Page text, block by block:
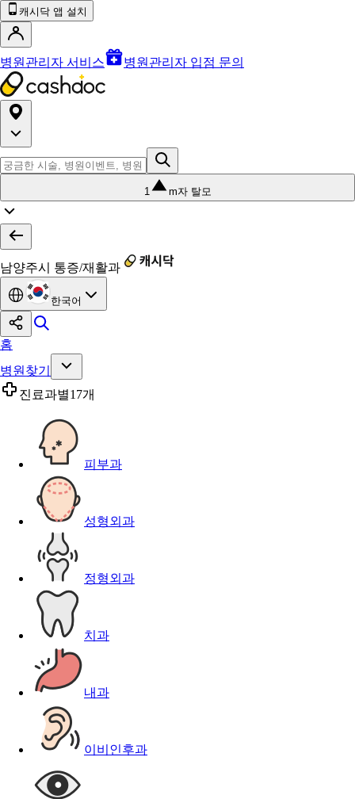
캐시닥 앱 설치
병원관리자 서비스 병원관리자 입점 문의
1 m자 탈모
남양주시 통증/재활과
한국어
홈
병원찾기
진료과별17개
피부과
성형외과
정형외과
치과
내과
이비인후과